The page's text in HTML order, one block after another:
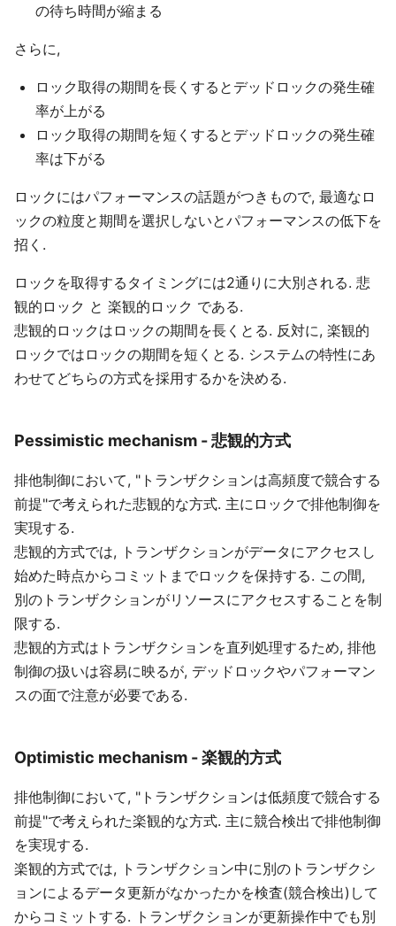
の待ち時間が縮まる
さらに,
ロック取得の期間を長くするとデッドロックの発生確
率が上がる
ロック取得の期間を短くするとデッドロックの発生確
率は下がる
ロックにはパフォーマンスの話題がつきもので, 最適なロ
ックの粒度と期間を選択しないとパフォーマンスの低下を
招く.
ロックを取得するタイミングには2通りに大別される. 悲
観的ロック と 楽観的ロック である.
悲観的ロックはロックの期間を長くとる. 反対に, 楽観的
ロックではロックの期間を短くとる. システムの特性にあ
わせてどちらの方式を採用するかを決める.
Pessimistic mechanism - 悲観的方式
排他制御において, "トランザクションは高頻度で競合する
前提"で考えられた悲観的な方式. 主にロックで排他制御を
実現する.
悲観的方式では, トランザクションがデータにアクセスし
始めた時点からコミットまでロックを保持する. この間,
別のトランザクションがリソースにアクセスすることを制
限する.
悲観的方式はトランザクションを直列処理するため, 排他
制御の扱いは容易に映るが, デッドロックやパフォーマン
スの面で注意が必要である.
Optimistic mechanism - 楽観的方式
排他制御において, "トランザクションは低頻度で競合する
前提"で考えられた楽観的な方式. 主に競合検出で排他制御
を実現する.
楽観的方式では, トランザクション中に別のトランザクシ
ョンによるデータ更新がなかったかを検査(競合検出)して
からコミットする. トランザクションが更新操作中でも別